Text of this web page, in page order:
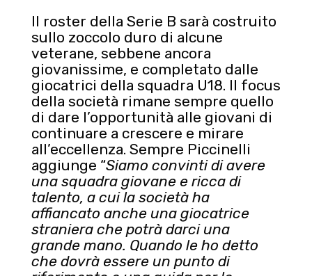
Il roster della Serie B sarà costruito
sullo zoccolo duro di alcune
veterane, sebbene ancora
giovanissime, e completato dalle
giocatrici della squadra U18. Il focus
della società rimane sempre quello
di dare l’opportunità alle giovani di
continuare a crescere e mirare
all’eccellenza. Sempre Piccinelli
aggiunge “Siamo convinti di avere
una squadra giovane e ricca di
talento, a cui la società ha
affiancato anche una giocatrice
straniera che potrà darci una
grande mano. Quando le ho detto
che dovrà essere un punto di